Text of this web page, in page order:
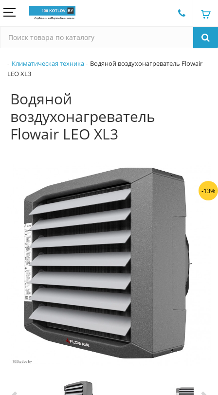
Климатическая техника
Водяной воздухонагреватель Flowair
LEO XL3
Водяной
воздухонагреватель
Flowair LEO XL3
-13%